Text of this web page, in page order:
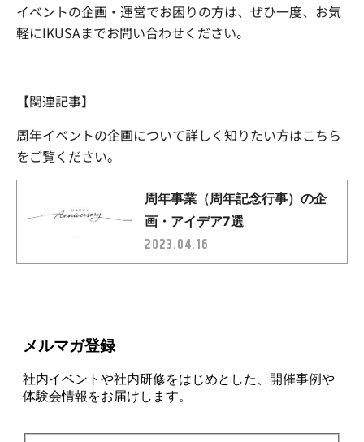
イベントの企画・運営でお困りの方は、ぜひ一度、お気
軽にIKUSAまでお問い合わせください。
【関連記事】
周年イベントの企画について詳しく知りたい方はこちら
をご覧ください。